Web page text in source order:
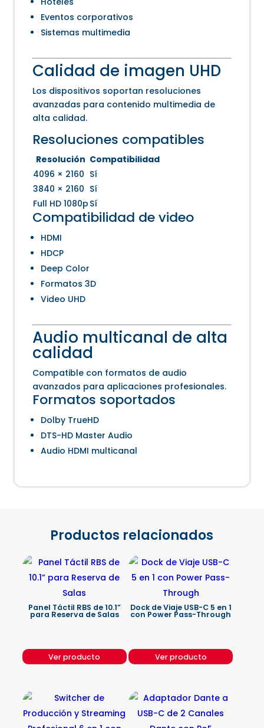
Eventos corporativos
Sistemas multimedia
Calidad de imagen UHD
Los dispositivos soportan resoluciones
avanzadas para contenido multimedia de
alta calidad.
Resoluciones compatibles
Resolución Compatibilidad
4096 × 2160 Sí
3840 × 2160 Sí
Full HD 1080p Sí
Compatibilidad de video
HDMI
HDCP
Deep Color
Formatos 3D
Video UHD
Audio multicanal de alta
calidad
Compatible con formatos de audio
avanzados para aplicaciones profesionales.
Formatos soportados
Dolby TrueHD
DTS-HD Master Audio
Audio HDMI multicanal
Productos relacionados
Panel Táctil RBS de 10.1”
para Reserva de Salas
Ver producto
Dock de Viaje USB-C 5 en 1
con Power Pass-Through
Ver producto